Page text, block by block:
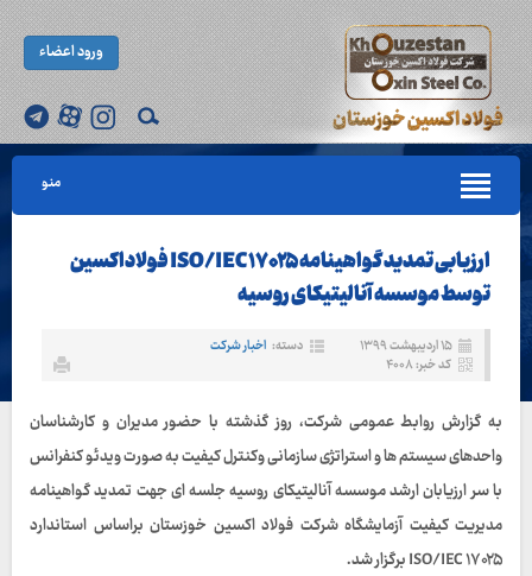
ورود اعضاء
منو
ارزیابی تمدید گواهینامه ISO/IEC ۱۷۰۲۵ فولاداکسین
توسط موسسه آنالیتیکای روسیه
۱۵ اردیبهشت ۱۳۹۹ دسته: اخبار شرکت
کد خبر: ۴۰۰۸
به گزارش روابط عمومی شرکت، روز گذشته با حضور مدیران و کارشناسان
واحدهای سیستم ها و استراتژی سازمانی وکنترل کیفیت به صورت ویدئو کنفرانس
با سر ارزیابان ارشد موسسه آنالیتیکای روسیه جلسه ای جهت تمدید گواهینامه
مدیریت کیفیت آزمایشگاه شرکت فولاد اکسین خوزستان براساس استاندارد
ISO/IEC ۱۷۰۲۵ برگزار شد.